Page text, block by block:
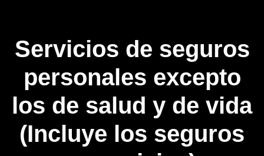
Servicios de seguros
personales excepto
los de salud y de vida
(Incluye los seguros